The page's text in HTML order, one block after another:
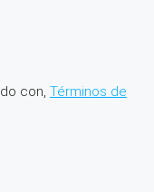
con, Términos de